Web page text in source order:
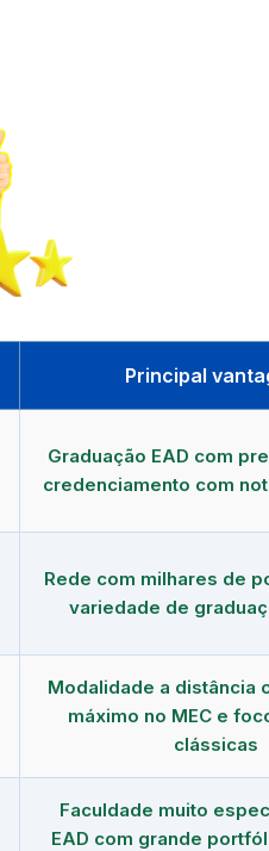
Principal
Graduação EAD com
credenciamento com
Rede com milhares de
variedade de
Modalidade a distância
máximo no MEC e
clássicas
Faculdade muito
EAD com grande